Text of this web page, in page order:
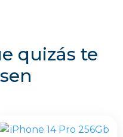
quizás te